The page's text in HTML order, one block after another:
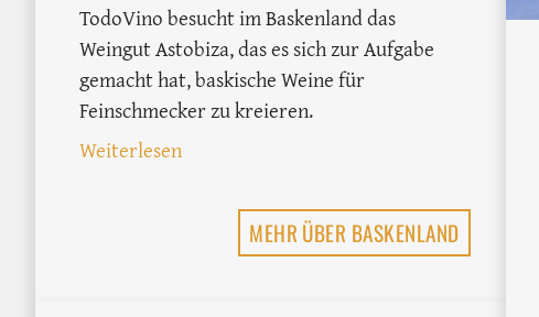
TodoVino besucht im Baskenland das
Weingut Astobiza, das es sich zur Aufgabe
gemacht hat, baskische Weine für
Feinschmecker zu kreieren.
Weiterlesen: Astobiza: Txakoli, aber »ernsthaft«
MEHR ÜBER BASKENLAND